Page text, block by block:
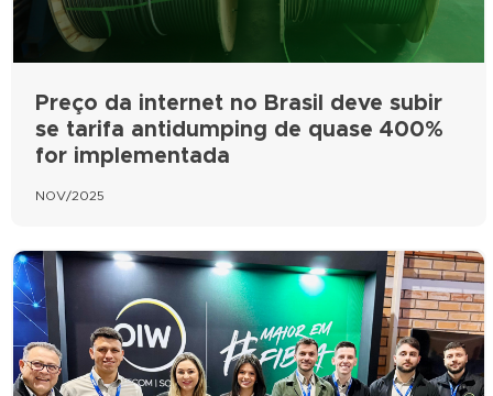
Preço da internet no Brasil deve subir
se tarifa antidumping de quase 400%
for implementada
NOV/2025